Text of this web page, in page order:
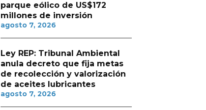
parque eólico de US$172
millones de inversión
agosto 7, 2026
Ley REP: Tribunal Ambiental
anula decreto que fija metas
de recolección y valorización
de aceites lubricantes
agosto 7, 2026